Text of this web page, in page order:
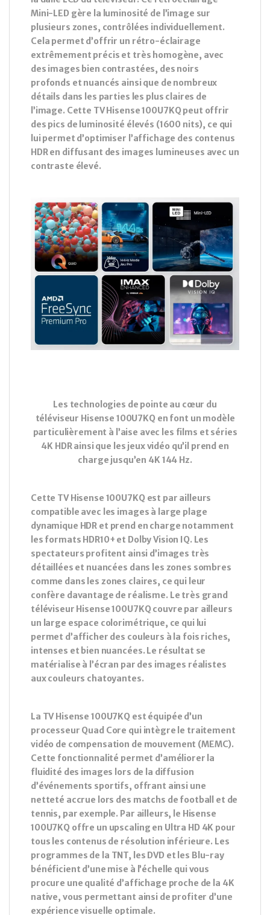
Mini-LED gère la luminosité de l’image sur
plusieurs zones, contrôlées individuellement.
Cela permet d’offrir un rétro-éclairage
extrêmement précis et très homogène, avec
des images bien contrastées, des noirs
profonds et nuancés ainsi que de nombreux
détails dans les parties les plus claires de
l’image. Cette TV Hisense 100U7KQ peut offrir
des pics de luminosité élevés (1600 nits), ce qui
lui permet d’optimiser l’affichage des contenus
HDR en diffusant des images lumineuses avec un
contraste élevé.
Les technologies de pointe au cœur du
téléviseur Hisense 100U7KQ en font un modèle
particulièrement à l’aise avec les films et séries
4K HDR ainsi que les jeux vidéo qu’il prend en
charge jusqu’en 4K 144 Hz.
Cette TV Hisense 100U7KQ est par ailleurs
compatible avec les images à large plage
dynamique HDR et prend en charge notamment
les formats HDR10+ et Dolby Vision IQ. Les
spectateurs profitent ainsi d’images très
détaillées et nuancées dans les zones sombres
comme dans les zones claires, ce qui leur
confère davantage de réalisme. Le très grand
téléviseur Hisense 100U7KQ couvre par ailleurs
un large espace colorimétrique, ce qui lui
permet d’afficher des couleurs à la fois riches,
intenses et bien nuancées. Le résultat se
matérialise à l’écran par des images réalistes
aux couleurs chatoyantes.
La TV Hisense 100U7KQ est équipée d’un
processeur Quad Core qui intègre le traitement
vidéo de compensation de mouvement (MEMC).
Cette fonctionnalité permet d’améliorer la
fluidité des images lors de la diffusion
d’événements sportifs, offrant ainsi une
netteté accrue lors des matchs de football et de
tennis, par exemple. Par ailleurs, le Hisense
100U7KQ offre un upscaling en Ultra HD 4K pour
tous les contenus de résolution inférieure. Les
programmes de la TNT, les DVD et les Blu-ray
bénéficient d’une mise à l’échelle qui vous
procure une qualité d’affichage proche de la 4K
native, vous permettant ainsi de profiter d’une
expérience visuelle optimale.